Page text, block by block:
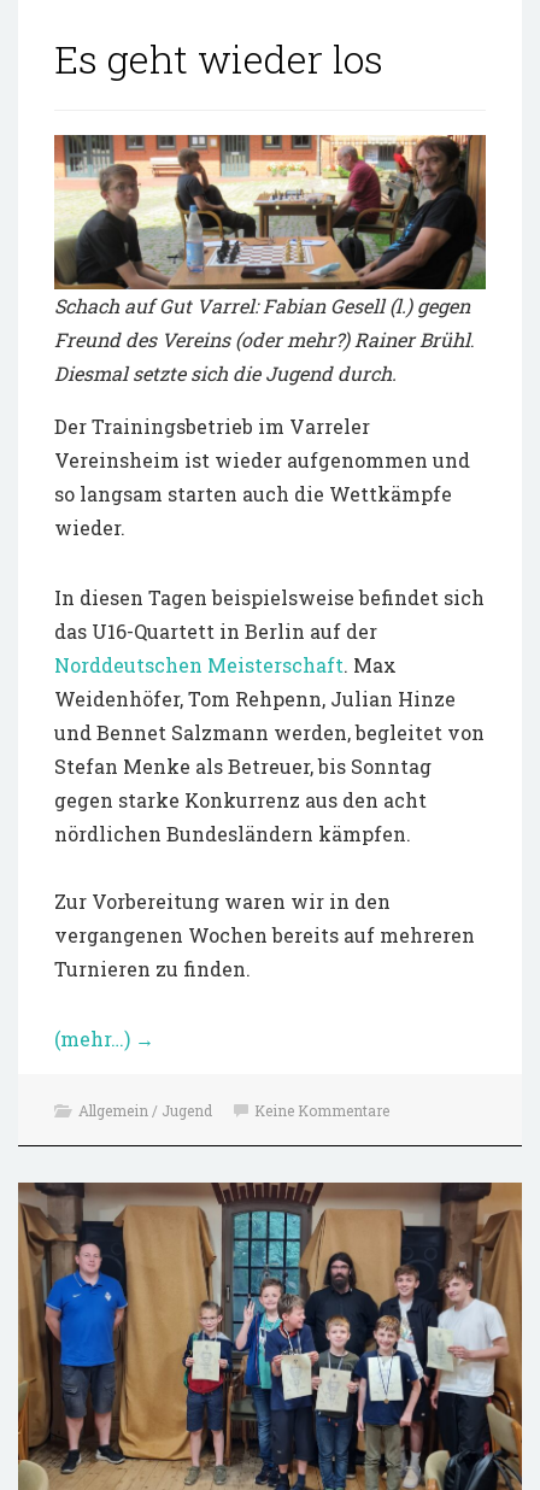
Es geht wieder los
Schach auf Gut Varrel: Fabian Gesell (l.) gegen
Freund des Vereins (oder mehr?) Rainer Brühl.
Diesmal setzte sich die Jugend durch.
Der Trainingsbetrieb im Varreler
Vereinsheim ist wieder aufgenommen und
so langsam starten auch die Wettkämpfe
wieder.
In diesen Tagen beispielsweise befindet sich
das U16-Quartett in Berlin auf der
Norddeutschen Meisterschaft. Max
Weidenhöfer, Tom Rehpenn, Julian Hinze
und Bennet Salzmann werden, begleitet von
Stefan Menke als Betreuer, bis Sonntag
gegen starke Konkurrenz aus den acht
nördlichen Bundesländern kämpfen.
Zur Vorbereitung waren wir in den
vergangenen Wochen bereits auf mehreren
Turnieren zu finden.
(mehr…) →
Allgemein / Jugend Keine Kommentare